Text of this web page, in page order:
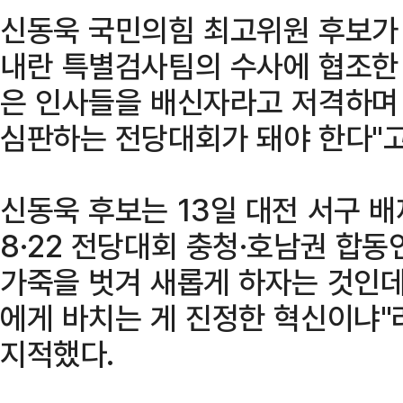
신동욱 국민의힘 최고위원 후보
내란 특별검사팀의 수사에 협조
은 인사들을 배신자라고 저격하
심판하는 전당대회가 돼야 한다"
신동욱 후보는 13일 대전 서구
8·22 전당대회 충청·호남권 합
가죽을 벗겨 새롭게 하자는 것인
에게 바치는 게 진정한 혁신이냐
지적했다.